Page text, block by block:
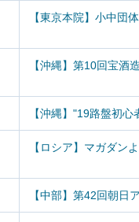
【東京本院】小中団
【沖縄】第10回宝酒
【沖縄】"19路盤初
【ロシア】マガダン
【中部】第42回朝日